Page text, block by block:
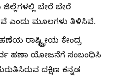
ಬೇರೆ ಬೇರೆ
ಎಂದು ಮೂಲಗಳು ತಿಳಿಸಿವೆ.
ರಾಷ್ಟ್ರ್ರೀಯ ಕೇಂದ್ರ
ಹಣಾ ಯೋಜನೆಗೆ ಸಂಬಂಧಿಸಿ
ದಕ್ಷಿಣ ಕನ್ನಡ